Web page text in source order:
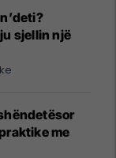
sjellin një
me